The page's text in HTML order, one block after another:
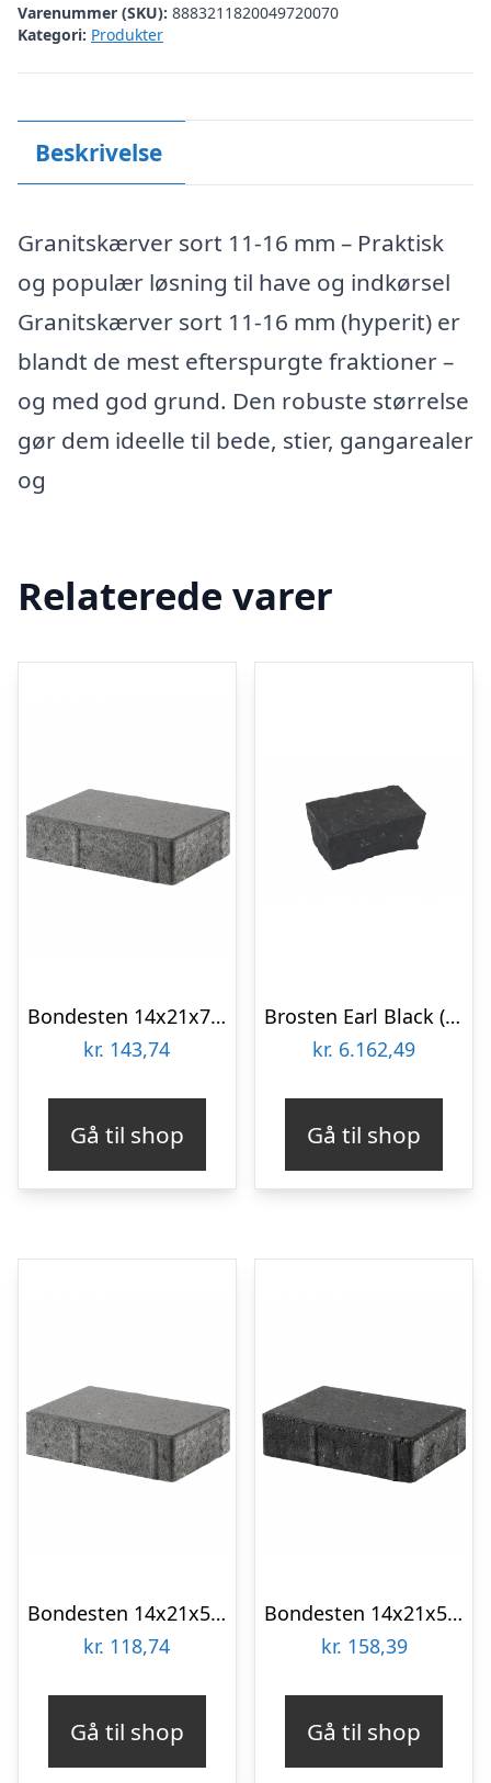
Varenummer (SKU): 8883211820049720070
Kategori: Produkter
Beskrivelse
Granitskærver sort 11-16 mm – Praktisk
og populær løsning til have og indkørsel
Granitskærver sort 11-16 mm (hyperit) er
blandt de mest efterspurgte fraktioner –
og med god grund. Den robuste størrelse
gør dem ideelle til bede, stier, gangarealer
og
Relaterede varer
Bondesten 14x21x7 cm Grå
kr. 143,74
Gå til shop
Brosten Earl Black (Sort) 14 x 21 x 10 cm i kasse m. 130 stk
kr. 6.162,49
Gå til shop
Bondesten 14x21x5 cm Grå
kr. 118,74
Gå til shop
Bondesten 14x21x5 cm Sort/Antracit
kr. 158,39
Gå til shop